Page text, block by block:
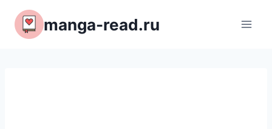
Перейти
содержимому
manga-read.ru